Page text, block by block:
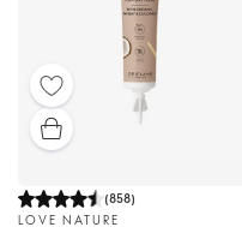
(858)
LOVE NATURE